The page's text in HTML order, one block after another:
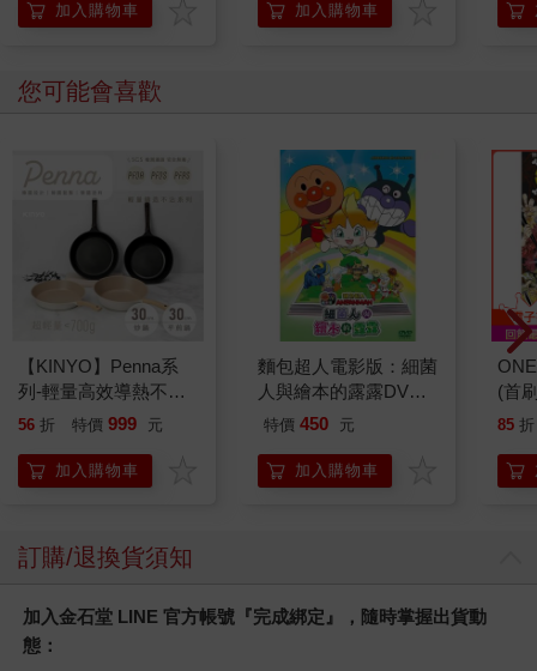
加入購物車 加入購物車
您可能會喜歡
【KINYO】Penna系
列-輕量高效導熱不沾
平煎鍋30cm
56 折 特價 999 元
加入購物車
麵包超人電影版：細菌
人與繪本的露露DVD-
平裝版
特價 450 元
加入購物車
(首
85 折
訂購/退換貨須知
加入金石堂 LINE 官方帳號『完成綁定』，隨時掌握出貨動
態：